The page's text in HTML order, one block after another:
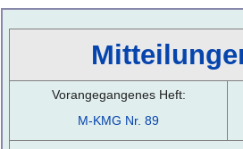
Vorangegangenes Heft:
M-KMG Nr. 89